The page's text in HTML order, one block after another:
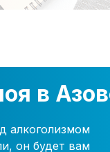
в
алкоголизмом
он будет вам